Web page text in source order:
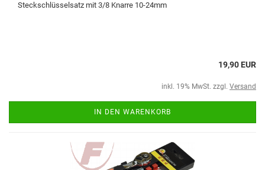
Steckschlüsselsatz mit 3/8 Knarre 10-24mm
19,90 EUR
inkl. 19% MwSt. zzgl. Versand
IN DEN WARENKORB